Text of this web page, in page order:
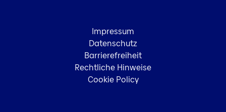
Impressum
Datenschutz
Barrierefreiheit
Rechtliche Hinweise
Cookie Policy